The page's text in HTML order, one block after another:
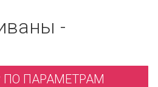
-
ПО ПАРАМЕТРАМ